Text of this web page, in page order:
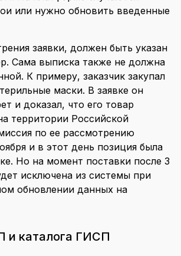
или нужно обновить введенные
заявки, должен быть указан
Сама выписка также не должна
К примеру, заказчик закупал
маски. В заявке он
и доказал, что его товар
территории Российской
по ее рассмотрению
и в этот день позиция была
Но на момент поставки после 3
исключена из системы при
обновлении данных на
и каталога ГИСП